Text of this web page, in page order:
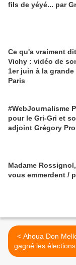
fils de yéyé... par
Ce qu'a vraiment
Vichy : vidéo de
1er juin à la
Paris
#WebJournalisme
pour le Gri-Gri et
adjoint Grégory
Madame
vous emmerdent /
< Ahoua Don Mello / Qui a
gagné les élections
(avant de perdre